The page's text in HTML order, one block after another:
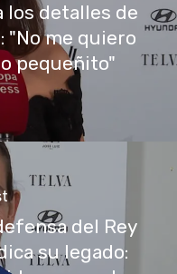
los detalles de
"No me quiero
pequeñito"
del Rey
su legado: